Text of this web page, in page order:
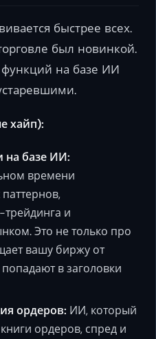
быстрее всех.
был новинкой.
на базе ИИ
хайп):
на базе ИИ:
времени
и
Это не только про
вашу биржу от
в заголовки
ордеров: ИИ, который
ордеров, спред и